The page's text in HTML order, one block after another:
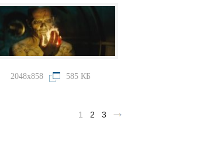
2048x858 585 КБ
1 2 3